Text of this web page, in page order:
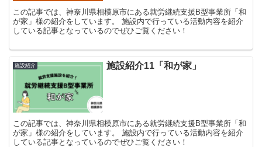
この記事では、神奈川県相模原市にある就労継続支援B型事業所「和
が家」様の紹介をしています。 施設内で行っている活動内容を紹介
している記事となっているのでぜひご覧ください！
施設紹介 施設紹介11「和が家」
この記事では、神奈川県相模原市にある就労継続支援B型事業所「和
が家」様の紹介をしています。 施設内で行っている活動内容を紹介
している記事となっているのでぜひご覧ください！